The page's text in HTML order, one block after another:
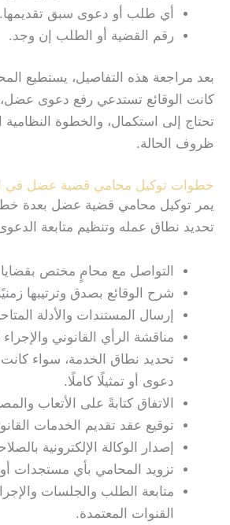
أي طلب أو دعوى سبق تقديمها.
رقم القضية أو الطلب إن وجد.
بعد مراجعة هذه التفاصيل، يستطيع
كانت الوقائع تستدعي رفع دعوى عضل،
تحتاج إلى استكمال، والخطوة
ظروف الحالة.
خطوات توكيل محامي قضية عضل في
يمر توكيل محامي قضية عضل بعدة
تحديد نطاق عمله وتنظيم متابعة
التواصل مع محامٍ مختص
شرح الوقائع بصدق وترتيبها
إرسال المستندات والأدلة
مناقشة الرأي القانوني
تحديد نطاق الخدمة، سواء
دعوى أو تمثيلًا كاملًا.
الاتفاق كتابةً على الأتعاب
توقيع عقد تقديم الخدمات
إصدار الوكالة الإلكترونية
تزويد المحامي بأي مستجدات
متابعة الطلب والجلسات
القنوات المعتمدة.